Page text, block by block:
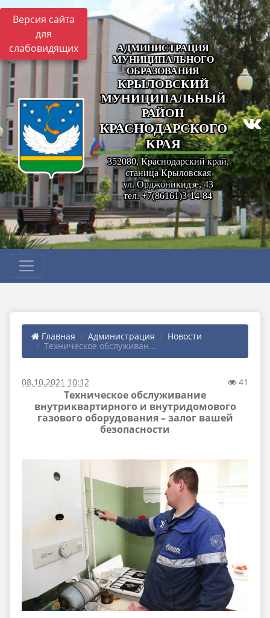
Версия сайта
для
слабовидящих
АДМИНИСТРАЦИЯ
МУНИЦИПАЛЬНОГО
ОБРАЗОВАНИЯ
КРЫЛОВСКИЙ
МУНИЦИПАЛЬНЫЙ
РАЙОН
КРАСНОДАРСКОГО
КРАЯ
352080, Краснодарский край,
станица Крыловская
ул. Орджоникидзе, 43
тел. +7(86161)3-14-84
Главная Администрация
Новости
Техническое обслуживан...
08.10.2021 10:12 41
Техническое обслуживание
внутриквартирного и внутридомового
газового оборудования – залог вашей
безопасности